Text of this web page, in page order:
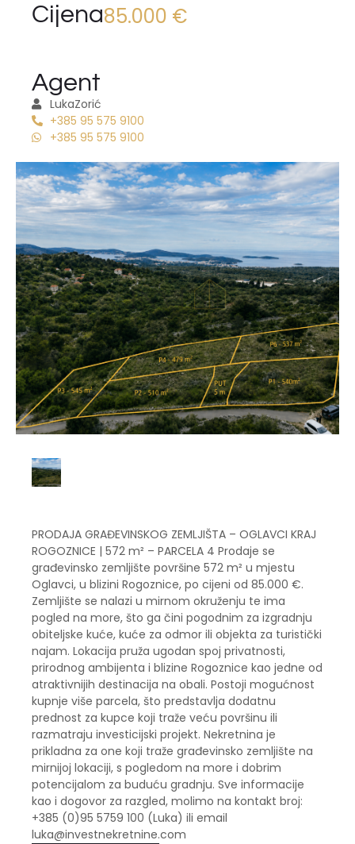
Cijena85.000 €
Agent
LukaZorić
+385 95 575 9100
+385 95 575 9100
PRODAJA GRAĐEVINSKOG ZEMLJIŠTA – OGLAVCI KRAJ
ROGOZNICE | 572 m² – PARCELA 4 Prodaje se
građevinsko zemljište površine 572 m² u mjestu
Oglavci, u blizini Rogoznice, po cijeni od 85.000 €.
Zemljište se nalazi u mirnom okruženju te ima
pogled na more, što ga čini pogodnim za izgradnju
obiteljske kuće, kuće za odmor ili objekta za turistički
najam. Lokacija pruža ugodan spoj privatnosti,
prirodnog ambijenta i blizine Rogoznice kao jedne od
atraktivnijih destinacija na obali. Postoji mogućnost
kupnje više parcela, što predstavlja dodatnu
prednost za kupce koji traže veću površinu ili
razmatraju investicijski projekt. Nekretnina je
prikladna za one koji traže građevinsko zemljište na
mirnijoj lokaciji, s pogledom na more i dobrim
potencijalom za buduću gradnju. Sve informacije
kao i dogovor za razgled, molimo na kontakt broj:
+385 (0)95 5759 100 (Luka) ili email
luka@investnekretnine.com